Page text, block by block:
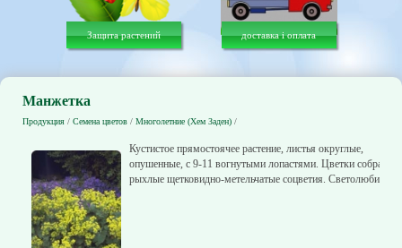
Защита растений доставка і оплата
Манжетка
Продукция / Семена цветов / Многолетние (Хем Заден) /
Кустистое прямостоячее растение, листья округлые,
опушенные, с 9-11 вогнутыми лопастями. Цветки собраны
рыхлые щетковидно-метельчатые соцветия. Светолюбиво.